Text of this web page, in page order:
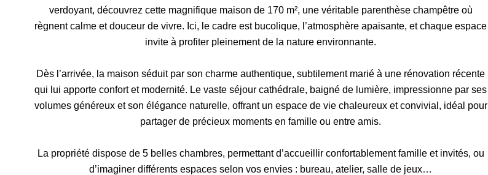
verdoyant, découvrez cette magnifique maison de 170 m², une véritable parenthèse champêtre où
règnent calme et douceur de vivre. Ici, le cadre est bucolique, l’atmosphère apaisante, et chaque espace
invite à profiter pleinement de la nature environnante.
Dès l’arrivée, la maison séduit par son charme authentique, subtilement marié à une rénovation récente
qui lui apporte confort et modernité. Le vaste séjour cathédrale, baigné de lumière, impressionne par ses
volumes généreux et son élégance naturelle, offrant un espace de vie chaleureux et convivial, idéal pour
partager de précieux moments en famille ou entre amis.
La propriété dispose de 5 belles chambres, permettant d’accueillir confortablement famille et invités, ou
d’imaginer différents espaces selon vos envies : bureau, atelier, salle de jeux…